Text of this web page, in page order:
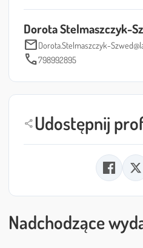
Dorota Stelmaszczyk-
mailDorota.Stelmaszczyk-
call798992895
shareUdostępnij
Nadchodzące